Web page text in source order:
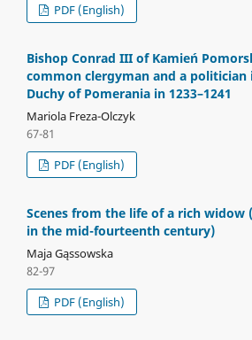
PDF (English)
Bishop Conrad III of Kamień
common clergyman and a politician
Duchy of Pomerania in 1233–1241
Mariola Freza-Olczyk
67-81
PDF (English)
Scenes from the life of a rich widow
in the mid-fourteenth century)
Maja Gąssowska
82-97
PDF (English)